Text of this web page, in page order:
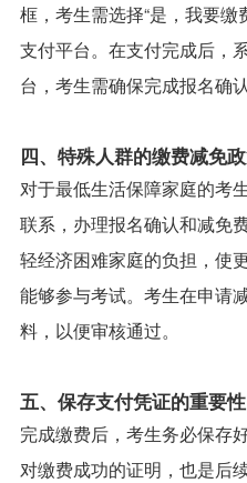
框，考生需选择“是，我要
支付平台。在支付完成后，
台，考生需确保完成报名确
四、特殊人群的缴费减免
对于最低生活保障家庭的考
联系，办理报名确认和减免
轻经济困难家庭的负担，使
能够参与考试。考生在申请
料，以便审核通过。
五、保存支付凭证的重要性
完成缴费后，考生务必保存
对缴费成功的证明，也是后